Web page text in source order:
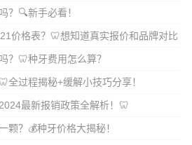
？🔍新手必看！
价格表？🦷想知道真实报价和品牌对比
？🦷种牙费用怎么算？
全过程揭秘+缓解小技巧分享！
最新报销政策全解析！🦷
颗？💰种牙价格大揭秘！